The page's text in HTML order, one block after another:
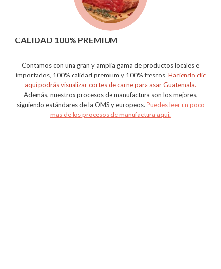
CALIDAD 100% PREMIUM
Contamos con una gran y amplia gama de productos locales e
importados, 100% calidad premium y 100% frescos. Haciendo clic
aquí podrás visualizar cortes de carne para asar Guatemala.
Además, nuestros procesos de manufactura son los mejores,
siguiendo estándares de la OMS y europeos. Puedes leer un poco
mas de los procesos de manufactura aqui.